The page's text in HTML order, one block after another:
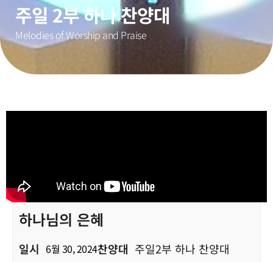
주일 2부 하나 찬양대
Melodies of Worship and Praise
하나님의 은혜
일시 6월 30, 2024찬양대 주일2부 하나 찬양대